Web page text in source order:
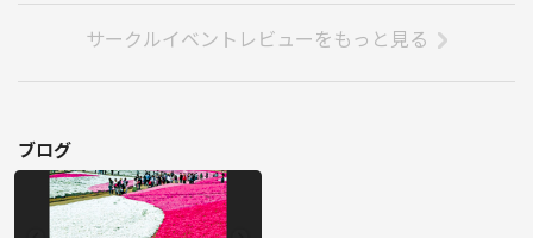
サークルイベントレビューをもっと見る
ブログ